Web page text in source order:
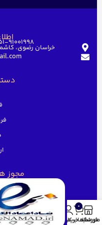
051-91001998 ؛؛
خراسان رضوی،
مجوز
منوفروشگاه
0
سبد خرید
حساب کاربری من